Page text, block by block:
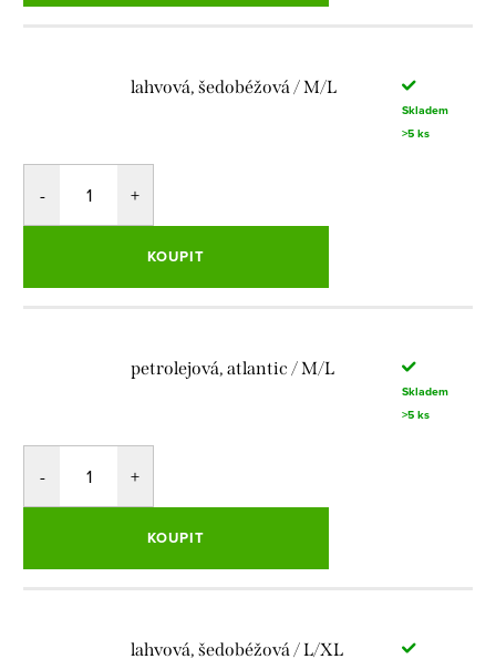
lahvová, šedobéžová / M/L
Skladem
>5 ks
KOUPIT
petrolejová, atlantic / M/L
Skladem
>5 ks
KOUPIT
lahvová, šedobéžová / L/XL